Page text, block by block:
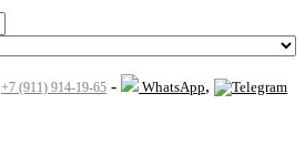
+7 (911) 914-19-65 - WhatsApp,